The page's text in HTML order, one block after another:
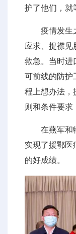
护了他们，就
疫情发生
应求、捉襟见
救急。当时进
可前线的防护
程上想办法，
则和条件要求
在燕军和
实现了援鄂医
的好成绩。